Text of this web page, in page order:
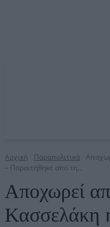
Αρχική Παραπολιτικά
– Παραιτήθηκε από τη...
Αποχωρεί
Κασσελάκη